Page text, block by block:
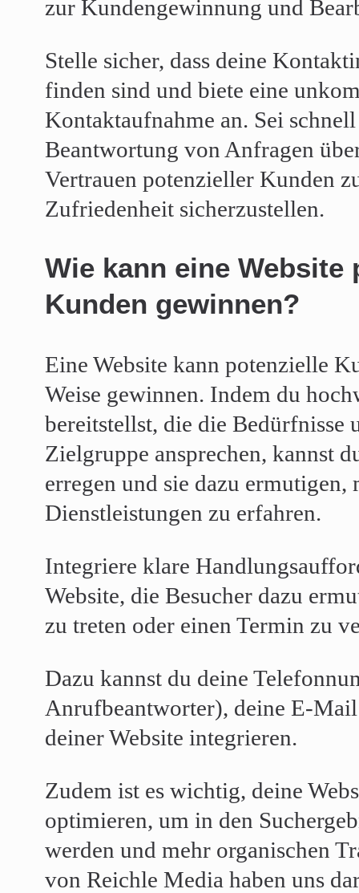
zur Kundengewinnung und
Stelle sicher, dass deine
finden sind und biete eine
Kontaktaufnahme an. Sei
Beantwortung von Anfragen
Vertrauen potenzieller Kunden
Zufriedenheit sicherzustellen.
Wie kann eine Website
Kunden gewinnen?
Eine Website kann potenzielle
Weise gewinnen. Indem du
bereitstellst, die die Bedürfnisse
Zielgruppe ansprechen, kannst
erregen und sie dazu ermutigen,
Dienstleistungen zu erfahren.
Integriere klare
Website, die Besucher dazu
zu treten oder einen Termin zu
Dazu kannst du deine
Anrufbeantworter), deine E-
deiner Website integrieren.
Zudem ist es wichtig, deine
optimieren, um in den
werden und mehr organischen
von Reichle Media haben uns